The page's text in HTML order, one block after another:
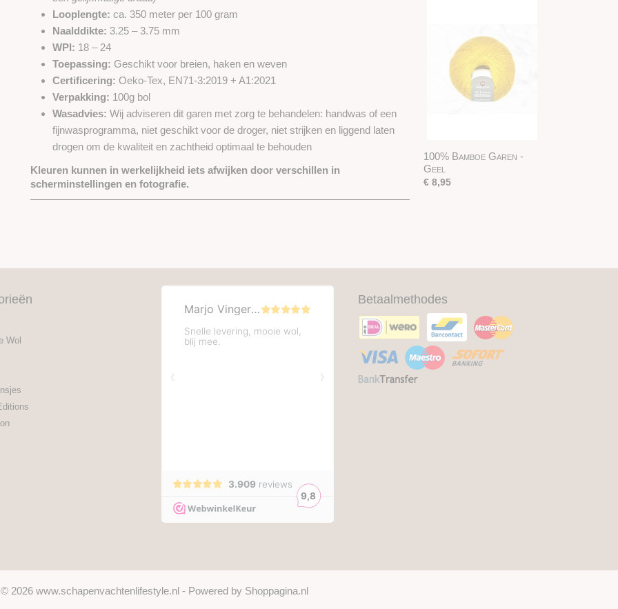
Looplengte: ca. 350 meter per 100 gram
Naalddikte: 3.25 – 3.75 mm
WPI: 18 – 24
Toepassing: Geschikt voor breien, haken en weven
Certificering: Oeko-Tex, EN71-3:2019 + A1:2021
Verpakking: 100g bol
Wasadvies: Wij adviseren dit garen met zorg te behandelen: handwas of een
fijnwasprogramma, niet geschikt voor de droger, niet strijken en liggend laten
drogen om de kwaliteit en zachtheid optimaal te behouden
Kleuren kunnen in werkelijkheid iets afwijken door verschillen in
scherminstellingen en fotografie.
100% Bamboe Garen -
Geel
€ 8,95
Wol
Betaalmethodes
© 2026 www.schapenvachtenlifestyle.nl - Powered by Shoppagina.nl